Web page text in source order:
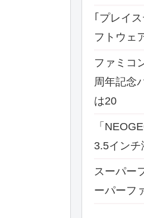
｢プレイ
フトウェ
ファミコ
周年記念
は20
「
3.5インチ
スーパー
ーパーフ